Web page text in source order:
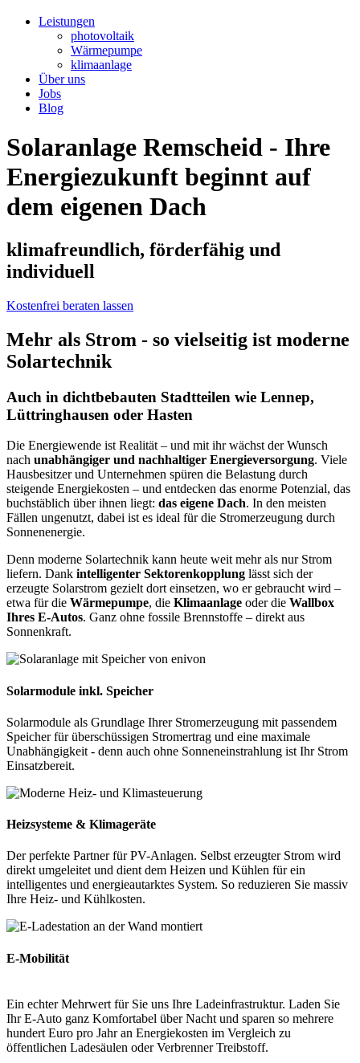
Leistungen
photovoltaik
Wärmepumpe
klimaanlage
Über uns
Jobs
Blog
Solaranlage Remscheid - Ihre
Energiezukunft beginnt auf
dem eigenen Dach
klimafreundlich, förderfähig und
individuell
Kostenfrei beraten lassen
Mehr als Strom - so vielseitig ist moderne
Solartechnik
Auch in dichtbebauten Stadtteilen wie Lennep,
Lüttringhausen oder Hasten
Die Energiewende ist Realität – und mit ihr wächst der Wunsch
nach unabhängiger und nachhaltiger Energieversorgung. Viele
Hausbesitzer und Unternehmen spüren die Belastung durch
steigende Energiekosten – und entdecken das enorme Potenzial, das
buchstäblich über ihnen liegt: das eigene Dach. In den meisten
Fällen ungenutzt, dabei ist es ideal für die Stromerzeugung durch
Sonnenenergie.
Denn moderne Solartechnik kann heute weit mehr als nur Strom
liefern. Dank intelligenter Sektorenkopplung lässt sich der
erzeugte Solarstrom gezielt dort einsetzen, wo er gebraucht wird –
etwa für die Wärmepumpe, die Klimaanlage oder die Wallbox
Ihres E-Autos. Ganz ohne fossile Brennstoffe – direkt aus
Sonnenkraft.
Solarmodule inkl. Speicher
Solarmodule als Grundlage Ihrer Stromerzeugung mit passendem
Speicher für überschüssigen Stromertrag und eine maximale
Unabhängigkeit - denn auch ohne Sonneneinstrahlung ist Ihr Strom
Einsatzbereit.
Heizsysteme & Klimageräte
Der perfekte Partner für PV-Anlagen. Selbst erzeugter Strom wird
direkt umgeleitet und dient dem Heizen und Kühlen für ein
intelligentes und energieautarktes System. So reduzieren Sie massiv
Ihre Heiz- und Kühlkosten.
E-Mobilität
Ein echter Mehrwert für Sie uns Ihre Ladeinfrastruktur. Laden Sie
Ihr E-Auto ganz Komfortabel über Nacht und sparen so mehrere
hundert Euro pro Jahr an Energiekosten im Vergleich zu
öffentlichen Ladesäulen oder Verbrenner Treibstoff.